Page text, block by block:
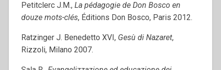
Petitclerc J.M., La pédagogie de Don Bosco en
douze mots-clés, Éditions Don Bosco, Paris 2012.
Ratzinger J. Benedetto XVI, Gesù di Nazaret,
Rizzoli, Milano 2007.